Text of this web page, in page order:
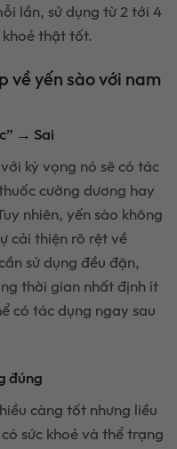
lần, sử dụng từ 2 tới 4
thật tốt.
về yến sào với nam
→ Sai
kỳ vọng nó sẽ có tác
cường dương hay
nhiên, yến sào không
cải thiện rõ rệt về
sử dụng đều đặn,
thời gian nhất định ít
có tác dụng ngay sau
đúng
càng tốt nhưng liều
sức khoẻ và thể trạng